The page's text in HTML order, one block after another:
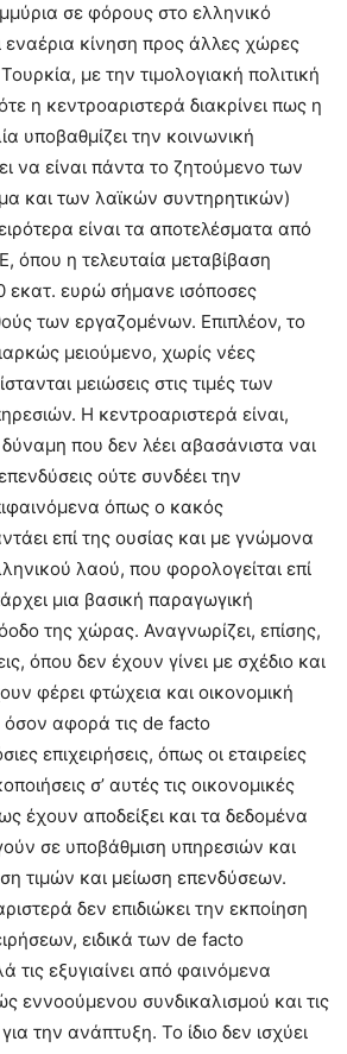
σε φόρους στο ελληνικό
εναέρια κίνηση προς άλλες χώρες
με την τιμολογιακή πολιτική
η κεντροαριστερά διακρίνει πως η
υποβαθμίζει την κοινωνική
να είναι πάντα το ζητούμενο των
και των λαϊκών συντηρητικών)
είναι τα αποτελέσματα από
όπου η τελευταία μεταβίβαση
εκατ. ευρώ σήμανε ισόποσες
των εργαζομένων. Επιπλέον, το
μειούμενο, χωρίς νέες
μειώσεις στις τιμές των
Η κεντροαριστερά είναι,
που δεν λέει αβασάνιστα ναι
ούτε συνδέει την
όπως ο κακός
επί της ουσίας και με γνώμονα
λαού, που φορολογείται επί
μια βασική παραγωγική
της χώρας. Αναγνωρίζει, επίσης,
όπου δεν έχουν γίνει με σχέδιο και
φέρει φτώχεια και οικονομική
όσον αφορά τις de facto
επιχειρήσεις, όπως οι εταιρείες
σ’ αυτές τις οικονομικές
έχουν αποδείξει και τα δεδομένα
σε υποβάθμιση υπηρεσιών και
τιμών και μείωση επενδύσεων.
δεν επιδιώκει την εκποίηση
ειδικά των de facto
εξυγιαίνει από φαινόμενα
εννοούμενου συνδικαλισμού και τις
την ανάπτυξη. Το ίδιο δεν ισχύει